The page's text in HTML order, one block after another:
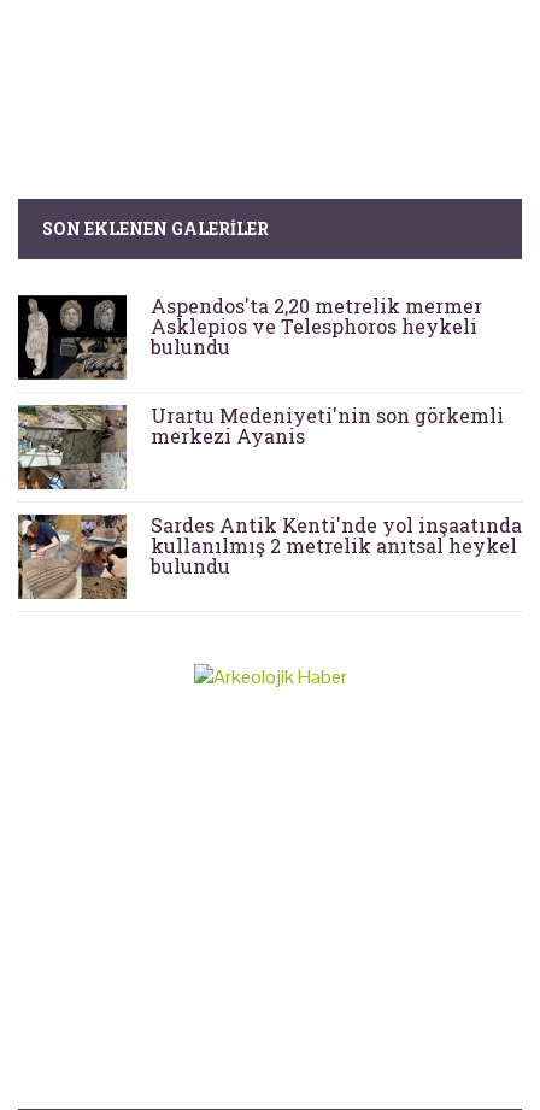
SON EKLENEN GALERILER
Aspendos'ta 2,20 metrelik mermer
Asklepios ve Telesphoros heykeli
bulundu
Urartu Medeniyeti'nin son görkemli
merkezi Ayanis
Sardes Antik Kenti'nde yol inşaatında
kullanılmış 2 metrelik anıtsal heykel
bulundu